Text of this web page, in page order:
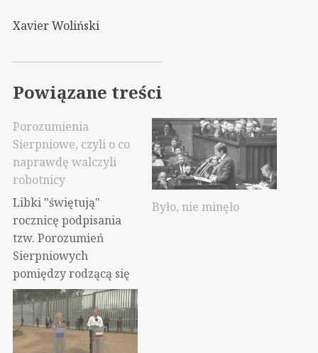
Xavier Woliński
Powiązane treści
Porozumienia
Sierpniowe, czyli o co
naprawdę walczyli
robotnicy
Libki "świętują"
rocznicę podpisania
tzw. Porozumień
Sierpniowych
pomiędzy rodzącą się
"pierwszą
Solidarnością" a
rządem PRL. Tusk już
się odezwał, że
Było, nie minęło